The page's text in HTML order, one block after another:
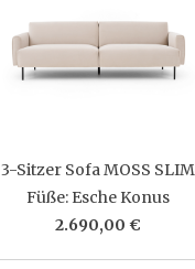
3-Sitzer Sofa MOSS SLIM
Füße: Esche Konus
2.690,00 €